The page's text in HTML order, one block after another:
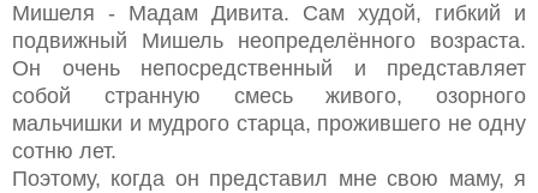
Мишеля - Мадам Дивита. Сам худой, гибкий и
подвижный Мишель неопределённого возраста.
Он очень непосредственный и представляет
собой странную смесь живого, озорного
мальчишки и мудрого старца, прожившего не одну
сотню лет.
Поэтому, когда он представил мне свою маму, я